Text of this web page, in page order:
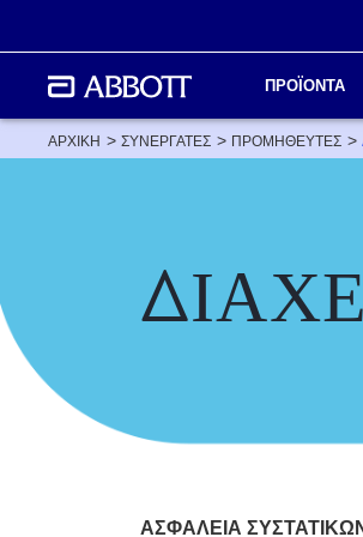
ΠΡΟΪΟΝΤΑ
ΑΡΧΙΚΗ ΣΥΝΕΡΓΑΤΕΣ ΠΡΟΜΗΘΕΥΤΕΣ
ΑΣΦΑΛΕΙΑ